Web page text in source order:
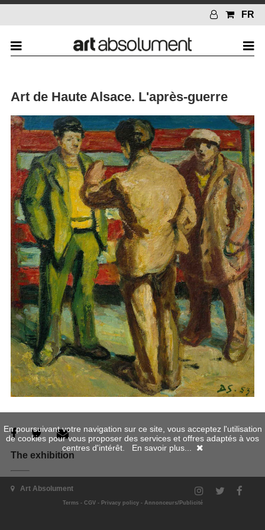
FR
Art de Haute Alsace. L'après-guerre
The exhibition
Art Absolument
Terms- CGV- Privacy policy- Annonceurs/Publicité
En poursuivant votre navigation sur ce site, vous acceptez l'utilisation
de cookies pour vous proposer des services et offres adaptés à vos
centres d'intérêt. En savoir plus...